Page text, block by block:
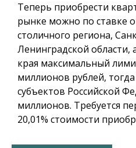
Теперь приобрести
рынке можно по ставке
столичного региона,
Ленинградской области,
края максимальный
миллионов рублей,
субъектов Российской
миллионов. Требуется
20,01% стоимости